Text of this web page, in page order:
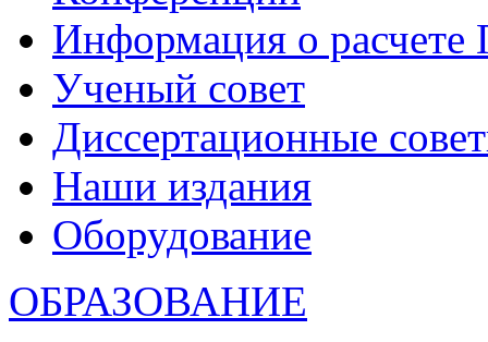
Информация о
Ученый совет
Диссертационные
Наши издания
Оборудование
ОБРАЗОВАНИЕ